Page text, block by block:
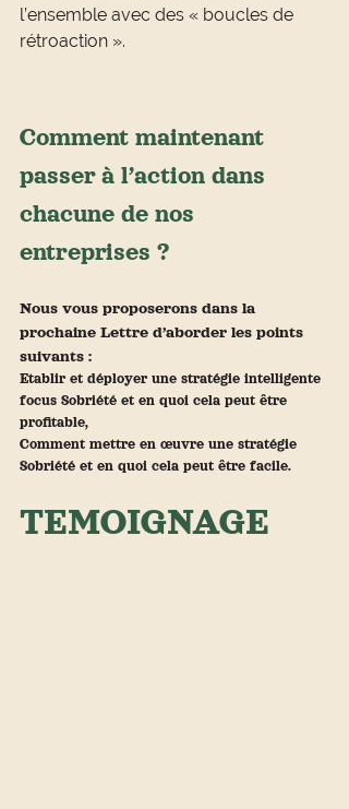
l’ensemble avec des « boucles de
rétroaction ».
Comment maintenant
passer à l’action dans
chacune de nos
entreprises ?
Nous vous proposerons dans la
prochaine Lettre d’aborder les points
suivants :
Etablir et déployer une stratégie intelligente
focus Sobriété et en quoi cela peut être
profitable,
Comment mettre en œuvre une stratégie
Sobriété et en quoi cela peut être facile.
TEMOIGNAGE